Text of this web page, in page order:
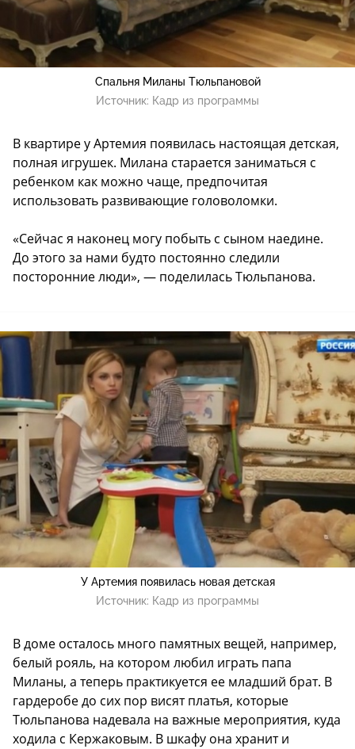
Спальня Миланы Тюльпановой
Источник: Кадр из программы
В квартире у Артемия появилась настоящая детская,
полная игрушек. Милана старается заниматься с
ребенком как можно чаще, предпочитая
использовать развивающие головоломки.
«Сейчас я наконец могу побыть с сыном наедине.
До этого за нами будто постоянно следили
посторонние люди», — поделилась Тюльпанова.
У Артемия появилась новая детская
Источник: Кадр из программы
В доме осталось много памятных вещей, например,
белый рояль, на котором любил играть папа
Миланы, а теперь практикуется ее младший брат. В
гардеробе до сих пор висят платья, которые
Тюльпанова надевала на важные мероприятия, куда
ходила с Кержаковым. В шкафу она хранит и